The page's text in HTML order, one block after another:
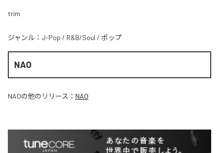
trim
ジャンル： J-Pop / R&B/Soul / ポップ
NAO
NAOの他のリリース： NAO